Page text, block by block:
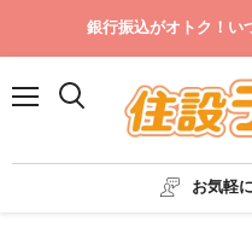
銀行振込がオトク！い
お気軽